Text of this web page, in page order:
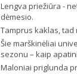
Lengva priežiūra -
dėmesio.
Tamprus kaklas,
Šie marškinėliai
sezonu – kaip
Maloniai priglunda